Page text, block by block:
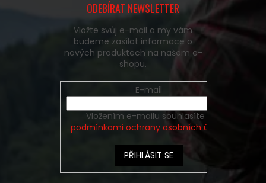
ODEBÍRAT NEWSLETTER
Vložte svůj e-mail a my vám
budeme zasílat informace o
nových produktech na našem e-
shopu.
E-mail
podmínkami ochrany osobních údajů
PŘIHLÁSIT SE